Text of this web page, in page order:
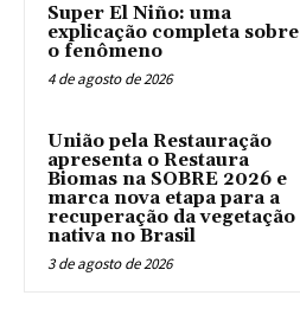
Super El Niño: uma
explicação completa sobre
o fenômeno
4 de agosto de 2026
União pela Restauração
apresenta o Restaura
Biomas na SOBRE 2026 e
marca nova etapa para a
recuperação da vegetação
nativa no Brasil
3 de agosto de 2026